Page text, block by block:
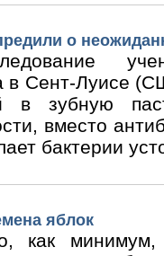
о
в Сент-Луисе
в зубную
вместо
бактерии
яблок
как